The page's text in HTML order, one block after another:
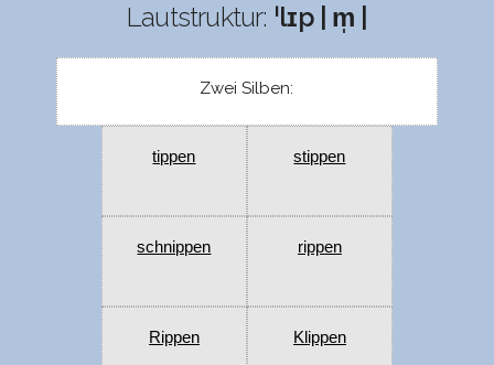
Lautstruktur: ˈlɪp | m̩ |
Zwei Silben:
tippen stippen
schnippen rippen
Rippen Klippen